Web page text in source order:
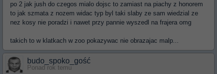
po 2 jak jush do czegos mialo dojsc to zamiast na piachy z honorem
to jak szmata z nozem widac typ byl taki slaby ze sam wiedzial ze
nez kosy nie poradzi i nawet przy pannie wyszedl na frajera omg
takich to w klatkach w zoo pokazywac nie obrazajac malp...
budo_spoko_gość
Ponad rok temu